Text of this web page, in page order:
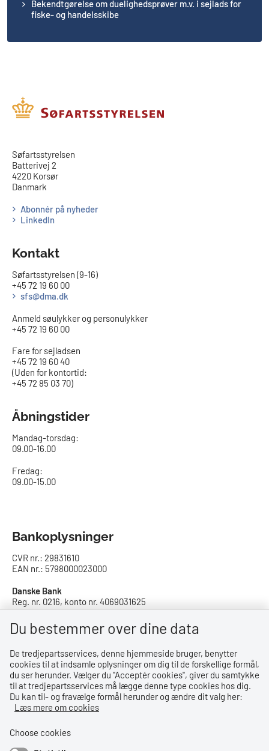
Bekendtgørelse om duelighedsprøver m.v. i sejlads for
fiske- og handelsskibe
​​Søfartsstyrelsen
Batterivej 2
4220 Korsør
Danmark
Abonnér på nyheder
LinkedIn
Kontakt
Søfartsstyrelsen (9-16)
+45 72 19 60 00
sfs@dma.dk
Anmeld søulykker og personulykker
+45 72 19 60 00
Fare for sejladsen
+45 72 19 60 40
(Uden for kontortid:
+45 72 85 03 70)
Åbningstider
Mandag-torsdag:
09.00-16.00​
Fredag:
09.00-15.00
Bankoplysninger
CVR nr.: 29831610
EAN nr.: 5798000023000
Danske Bank
Reg. nr. 0216, konto nr. 4069031625
IBAN: DK8402164069031625
SWIFT: DABADKKK
Privatlivspolitik
Privatlivspolitik
Tilgængelighedserklæring
Du bestemmer over dine data
De tredjepartsservices, denne hjemmeside bruger, benytter
cookies til at indsamle oplysninger om dig til de forskellige formål,
du ser herunder. Vælger du ''Acceptér cookies'', giver du samtykke
til at tredjepartsservices må lægge denne type cookies hos dig.
Du kan til- og fravælge formål herunder og ændre dit valg her:
Læs mere om cookies
Choose cookies